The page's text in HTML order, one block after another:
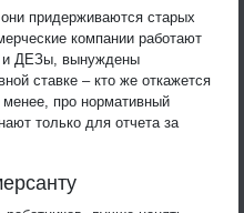
придерживаются старых
компании работают
и ДЕЗы, вынуждены
ставке – кто же откажется
про нормативный
только для отчета за